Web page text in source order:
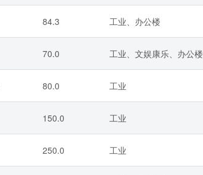
84.3 工业、办公楼
70.0 工业、文娱康乐、办公楼
80.0 工业
150.0 工业
250.0 工业